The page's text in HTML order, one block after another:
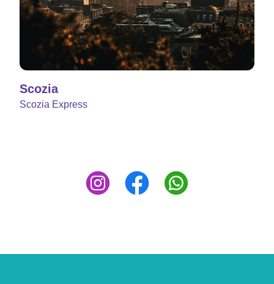
Scozia
Scozia Express